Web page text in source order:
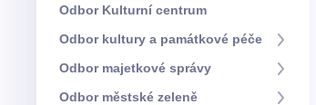
Odbor Kulturní centrum
Odbor kultury a památkové péče
Odbor majetkové správy
Odbor městské zeleně